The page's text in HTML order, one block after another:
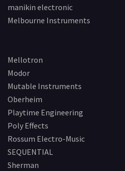
manikin electronic
Melbourne Instruments
Mellotron
Modor
Mutable Instruments
Oberheim
Playtime Engineering
Poly Effects
Rossum Electro-Music
SEQUENTIAL
Sherman